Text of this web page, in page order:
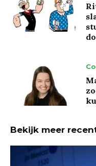
Bekijk meer